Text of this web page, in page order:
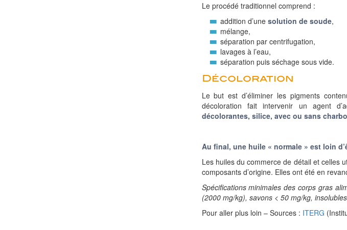
Le procédé traditionnel comprend :
addition d’une solution de soude,
mélange,
séparation par centrifugation,
lavages à l’eau,
séparation puis séchage sous vide.
Décoloration
Le but est d’éliminer les pigments
décoloration fait intervenir un agent
décolorantes, silice, avec ou sans
Au final, une huile « normale » est loin
Les huiles du commerce de détail et celles
composants d’origine. Elles ont été en
Spécifications minimales des corps gras
(2000 mg/kg), savons < 50 mg/kg,
Pour aller plus loin – Sources : ITERG